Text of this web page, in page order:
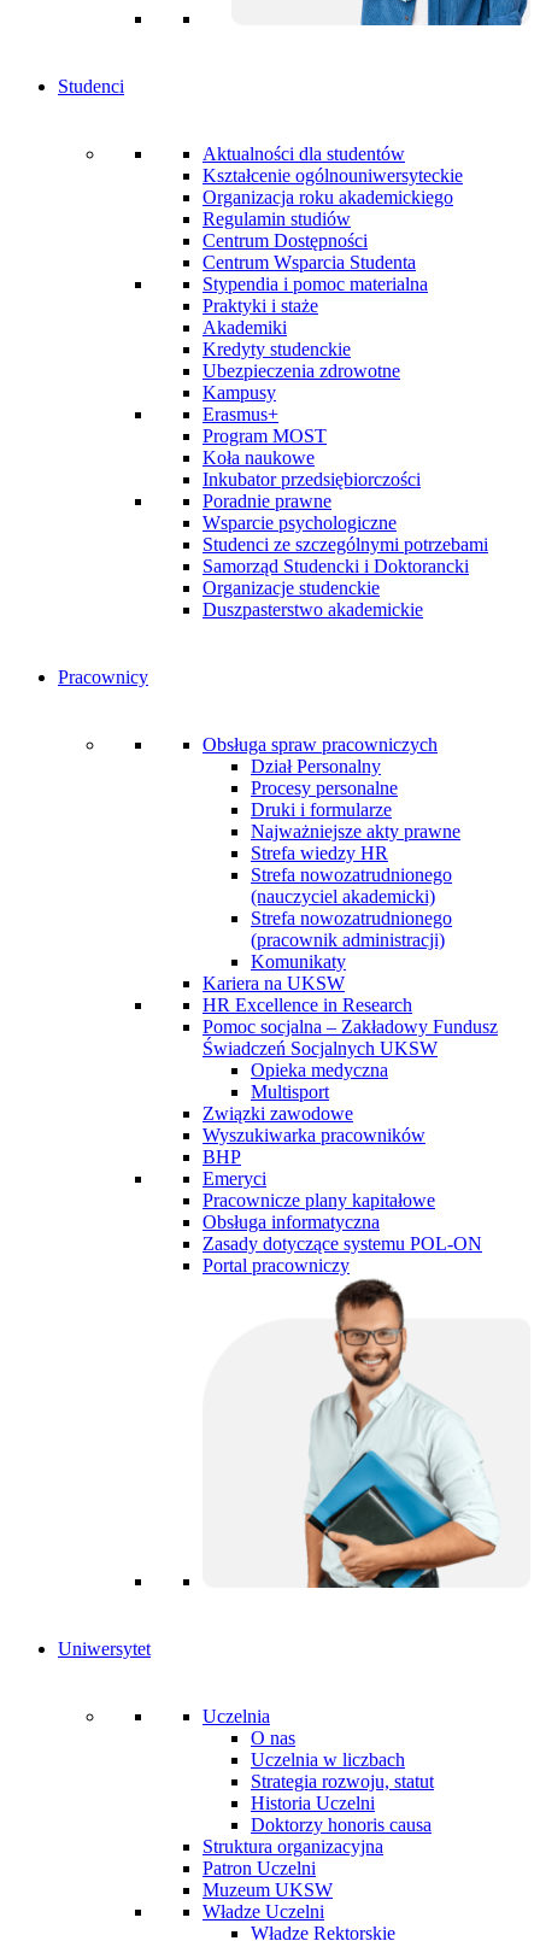
Studenci
Aktualności dla studentów
Kształcenie ogólnouniwersyteckie
Organizacja roku akademickiego
Regulamin studiów
Centrum Dostępności
Centrum Wsparcia Studenta
Stypendia i pomoc materialna
Praktyki i staże
Akademiki
Kredyty studenckie
Ubezpieczenia zdrowotne
Kampusy
Erasmus+
Program MOST
Koła naukowe
Inkubator przedsiębiorczości
Poradnie prawne
Wsparcie psychologiczne
Studenci ze szczególnymi potrzebami
Samorząd Studencki i Doktorancki
Organizacje studenckie
Duszpasterstwo akademickie
Pracownicy
Obsługa spraw pracowniczych
Dział Personalny
Procesy personalne
Druki i formularze
Najważniejsze akty prawne
Strefa wiedzy HR
Strefa nowozatrudnionego
(nauczyciel akademicki)
Strefa nowozatrudnionego
(pracownik administracji)
Komunikaty
Kariera na UKSW
HR Excellence in Research
Pomoc socjalna – Zakładowy Fundusz
Świadczeń Socjalnych UKSW
Opieka medyczna
Multisport
Związki zawodowe
Wyszukiwarka pracowników
BHP
Emeryci
Pracownicze plany kapitałowe
Obsługa informatyczna
Zasady dotyczące systemu POL-ON
Portal pracowniczy
Uniwersytet
Uczelnia
O nas
Uczelnia w liczbach
Strategia rozwoju, statut
Historia Uczelni
Doktorzy honoris causa
Struktura organizacyjna
Patron Uczelni
Muzeum UKSW
Władze Uczelni
Władze Rektorskie